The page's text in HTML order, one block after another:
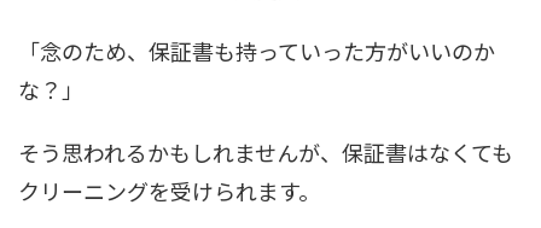
「念のため、保証書も持っていった方がいいのか
な？」
そう思われるかもしれませんが、保証書はなくても
クリーニングを受けられます。